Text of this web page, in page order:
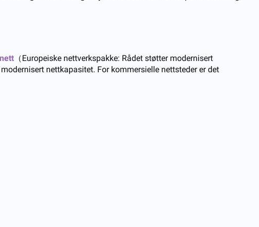
（Europeiske nettverkspakke: Rådet støtter modernisert
nettkapasitet. For kommersielle nettsteder er det